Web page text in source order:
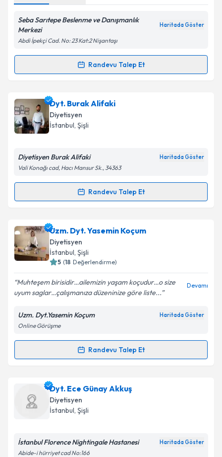
Metni'ni okudum ve kişisel verilerimin belirtilen
kapsamda işlenmesini kabul ediyorum.
Seba Sarıtepe Beslenme ve Danışmanlık
Merkezi
Haritada Göster
Abdi İpekçi Cad. No: 23 Kat:2 Nişantaşı
Randevu Talep Et
Randevu Takvimi Talebi
Uzm. Dyt. Seba Sarıtepe
oluşturun. Size bu uzmandan randevu almanız için bir
takvim hazırlandığında e-posta ile bilgilendireceğiz.
Kişisel verilerimin işlenmesine ilişkin
Metni'ni okudum ve kişisel verilerimin belirtilen
Takvim Talebini Gönder
Dyt. Burak Alifaki
Diyetisyen
İstanbul, Şişli
Diyetisyen Burak Alifaki Haritada Göster
Vali Konağı cad, Hacı Mansur Sk., 34363
Randevu Talep Et
Randevu Takvimi Talebi
Dyt. Burak Alifakiiçin randevu takvimi talebi
oluşturun. Size bu uzmandan randevu almanız için bir
takvim hazırlandığında e-posta ile bilgilendireceğiz.
Kişisel verilerimin işlenmesine ilişkin
Aydınlatma
Metni
kapsamda işlenmesini kabul ediyorum.
Uzm. Dyt. Yasemin Koçum
Diyetisyen
İstanbul, Şişli
5 (18 Değerlendirme)
Muhteşem birisidir…ailemizin yaşam koçudur…o size
uyum saglar…çalışmanıza düzeninize göre liste...
Devamı
Uzm. Dyt.Yasemin Koçum Haritada Göster
Online Görüşme
Randevu Talep Et
Randevu Takvimi Talebi
Uzm. Dyt. Yasemin Koçumiçin randevu takvimi
talebi oluşturun. Size bu uzmandan randevu almanız
için bir takvim hazırlandığında e-posta ile
bilgilendireceğiz.
Dyt. Ece Günay Akkuş
Diyetisyen
İstanbul, Şişli
İstanbul Florence Nightingale Hastanesi Haritada Göster
Abide-i hürriyet cad No:166